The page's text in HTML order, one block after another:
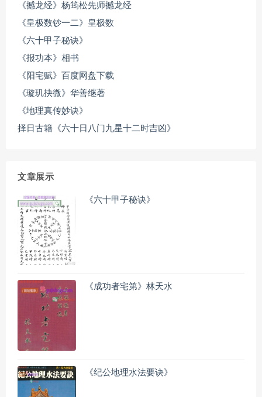
《撼龙经》杨筠松先师撼龙经
《皇极数钞一二》皇极数
《六十甲子秘诀》
《报功本》相书
《阳宅赋》百度网盘下载
《璇玑抉微》华善继著
《地理真传妙诀》
择日古籍《六十日八门九星十二时吉凶》
文章展示
《六十甲子秘诀》
《成功者宅第》林天水
《纪公地理水法要诀》